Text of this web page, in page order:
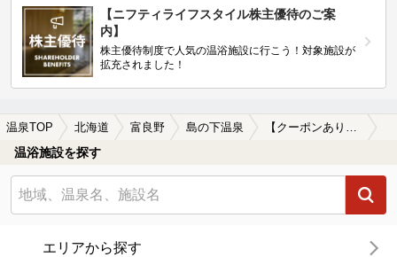
【ニフティライフスタイル株主優待のご案
内】
株主優待制度で人気の温浴施設に行こう！対象施設が
拡充されました！
温泉TOP 北海道 富良野 島の下温泉 【クーポンあり】貸切風呂、個室風呂付きの島の下温泉の温泉、日帰り温泉、スーパー銭湯おすすめ
温浴施設を探す
エリアから探す